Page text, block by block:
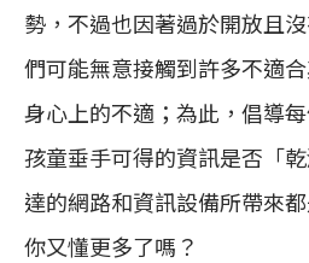
勢，不過也因著過於開放且
們可能無意接觸到許多不適
身心上的不適；為此，倡導
孩童垂手可得的資訊是否「
達的網路和資訊設備所帶來
你又懂更多了嗎？